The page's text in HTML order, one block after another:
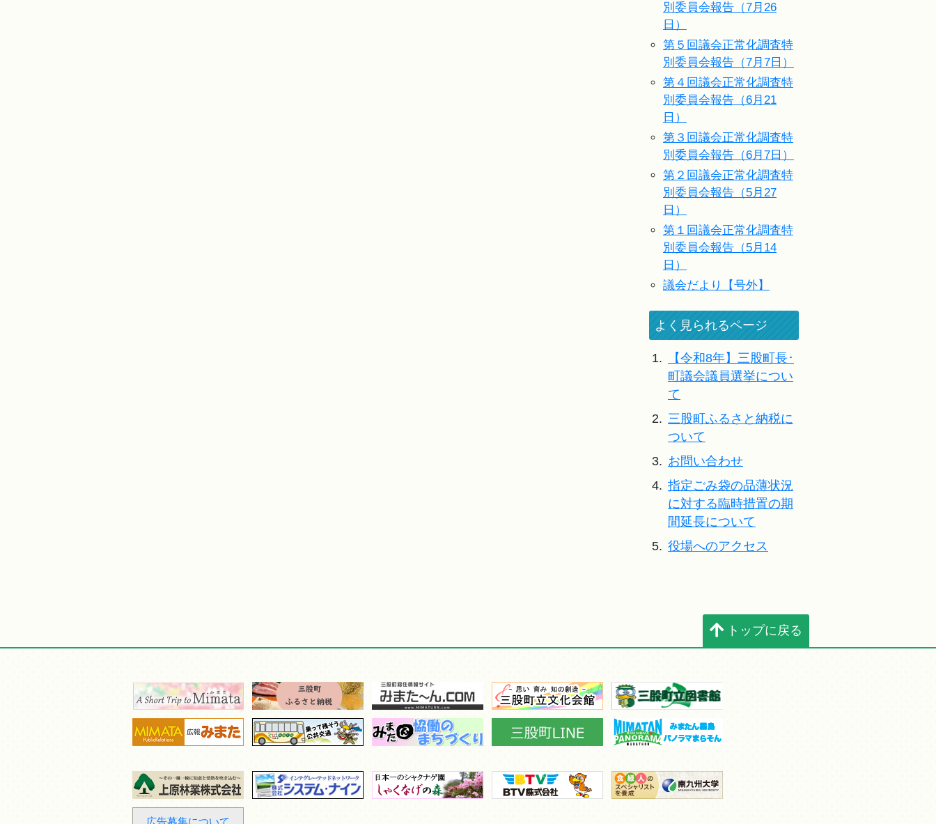
別委員会報告（7月26
日）
第５回議会正常化調査特
別委員会報告（7月7日）
第４回議会正常化調査特
別委員会報告（6月21
日）
第３回議会正常化調査特
別委員会報告（6月7日）
第２回議会正常化調査特
別委員会報告（5月27
日）
第１回議会正常化調査特
別委員会報告（5月14
日）
議会だより【号外】
よく見られるページ
1.
【令和8年】三股町長･
町議会議員選挙につい
て
2. 三股町ふるさと納税に
ついて
3. お問い合わせ
4. 指定ごみ袋の品薄状況
に対する臨時措置の期
間延長について
5. 役場へのアクセス
トップに戻る
広告募集について